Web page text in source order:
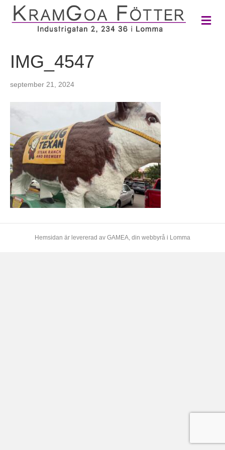
M
e
IMG_4547
september 21, 2024
Hemsidan är levererad av GAMEA, din webbyrå i Lomma